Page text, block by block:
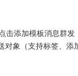
击添加模板消息群发
对象（支持标签、添